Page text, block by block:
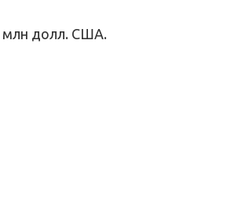
млн долл. США.